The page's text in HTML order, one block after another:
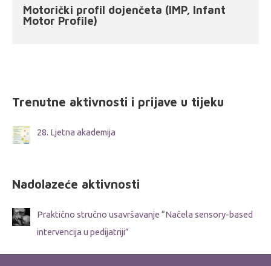
Motorički profil dojenčeta (IMP, Infant
Motor Profile)
Trenutne aktivnosti i prijave u tijeku
28. Ljetna akademija
Nadolazeće aktivnosti
Praktično stručno usavršavanje “Načela sensory-based
intervencija u pedijatriji”